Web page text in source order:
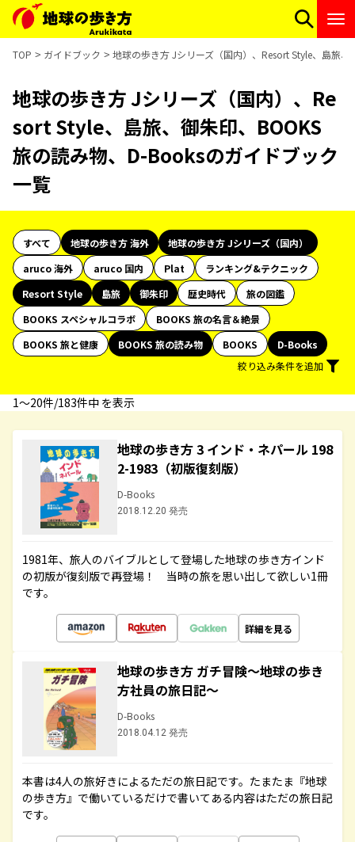
TOP ガイドブック 地球の歩き方 Jシリーズ（国内）、Resort Style、島旅
地球の歩き方 Jシリーズ（国内）、Re
sort Style、島旅、御朱印、BOOKS
旅の読み物、D-Booksのガイドブック
一覧
すべて 地球の歩き方 海外
地球の歩き方 Jシリーズ（国内）
aruco 海外
aruco 国内 Plat
ランキング&テクニック
Resort Style
島旅 御朱印 歴史時代
旅の図鑑
BOOKS スペシャルコラボ
BOOKS 旅の名言＆絶景
BOOKS 旅と健康
BOOKS 旅の読み物 BOOKS
D-Books
絞り込み条件を追加
1〜20件/183件中 を表示
地球の歩き方 3 インド・ネパール 198
2-1983（初版復刻版）
D-Books
2018.12.20 発売
1981年、旅人のバイブルとして登場した地球の歩き方インド
の初版が復刻版で再登場！ 当時の旅を思い出して欲しい1冊
です。
詳細を見る
地球の歩き方 ガチ冒険～地球の歩き
方社員の旅日記～
D-Books
2018.04.12 発売
本書は4人の旅好きによるただの旅日記です。たまたま『地球
の歩き方』で働いているだけで書いてある内容はただの旅日記
です。